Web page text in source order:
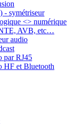
- symétriseur
<> numérique
AVB, etc…
audio
par RJ45
HF et Bluetooth